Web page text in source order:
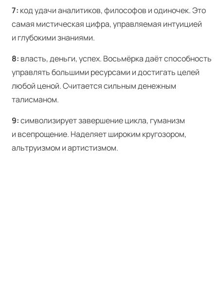
7: код удачи аналитиков, философов и одиночек. Это
самая мистическая цифра, управляемая интуицией
и глубокими знаниями.
8: власть, деньги, успех. Восьмёрка даёт способность
управлять большими ресурсами и достигать целей
любой ценой. Считается сильным денежным
талисманом.
9:символизирует завершение цикла, гуманизм
и всепрощение. Наделяет широким кругозором,
альтруизмом и артистизмом.